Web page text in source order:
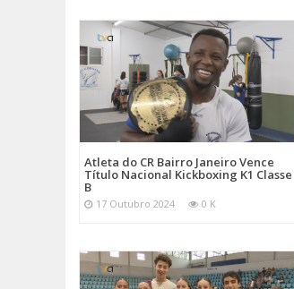
Atleta do CR Bairro Janeiro Vence
Título Nacional Kickboxing K1 Classe
B
17 Outubro 2024 0 K